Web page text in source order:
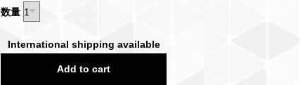
数量
International shipping available
Add to cart